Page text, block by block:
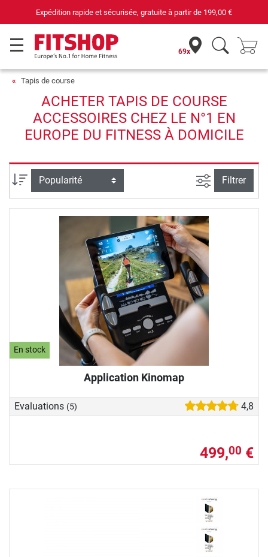
Expédition rapide et sécurisée, gratuite à partir de 199,00 €
69x
Tapis de course
ACHETER TAPIS DE COURSE
ACCESSOIRES CHEZ LE N°1 EN
EUROPE DU FITNESS À DOMICILE
Trier par Filtrer la
Filtrer
En stock
Application Kinomap
Evaluations (5) 4,8
499,00 €